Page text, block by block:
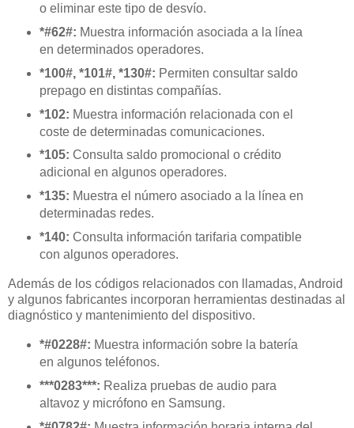
o eliminar este tipo de desvío.
*#62#: Muestra información asociada a la línea
en determinados operadores.
*100#, *101#, *130#: Permiten consultar saldo
prepago en distintas compañías.
*102: Muestra información relacionada con el
coste de determinadas comunicaciones.
*105: Consulta saldo promocional o crédito
adicional en algunos operadores.
*135: Muestra el número asociado a la línea en
determinadas redes.
*140: Consulta información tarifaria compatible
con algunos operadores.
Además de los códigos relacionados con llamadas, Android
y algunos fabricantes incorporan herramientas destinadas al
diagnóstico y mantenimiento del dispositivo.
*#0228#: Muestra información sobre la batería
en algunos teléfonos.
***0283***: Realiza pruebas de audio para
altavoz y micrófono en Samsung.